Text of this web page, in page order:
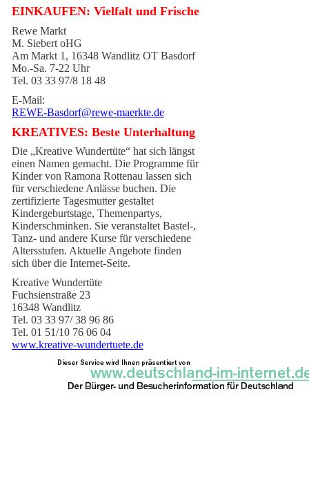
EINKAUFEN: Vielfalt und Frische
Rewe Markt
M. Siebert oHG
Am Markt 1, 16348 Wandlitz OT Basdorf
Mo.-Sa. 7-22 Uhr
Tel. 03 33 97/8 18 48
E-Mail:
REWE-Basdorf@rewe-maerkte.de
KREATIVES: Beste Unterhaltung
Die „Kreative Wundertüte“ hat sich längst
einen Namen gemacht. Die Programme für
Kinder von Ramona Rottenau lassen sich
für verschiedene Anlässe buchen. Die
zertifizierte Tagesmutter gestaltet
Kindergeburtstage, Themenpartys,
Kinderschminken. Sie veranstaltet Bastel-,
Tanz- und andere Kurse für verschiedene
Altersstufen. Aktuelle Angebote finden
sich über die Internet-Seite.
Kreative Wundertüte
Fuchsienstraße 23
16348 Wandlitz
Tel. 03 33 97/ 38 96 86
Tel. 01 51/10 76 06 04
www.kreative-wundertuete.de